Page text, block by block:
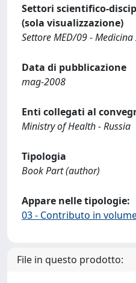
Settori scientifico-
(sola visualizzazione)
Settore MED/09 -
Data di pubblicazione
mag-2008
Enti collegati al
Ministry of Health - Russia
Tipologia
Book Part (author)
Appare nelle tipologie:
03 - Contributo in
File in questo prodotto: